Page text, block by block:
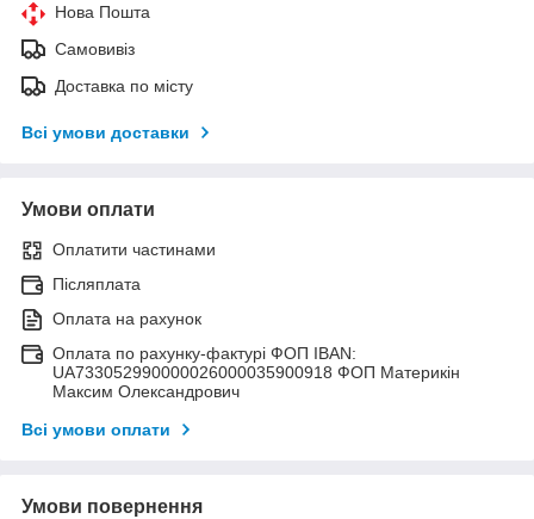
Нова Пошта
Самовивіз
Доставка по місту
Всі умови доставки
Умови оплати
Оплатити частинами
Післяплата
Оплата на рахунок
Оплата по рахунку-фактурі ФОП IBAN:
UA733052990000026000035900918 ФОП Материкін
Максим Олександрович
Всі умови оплати
Умови повернення